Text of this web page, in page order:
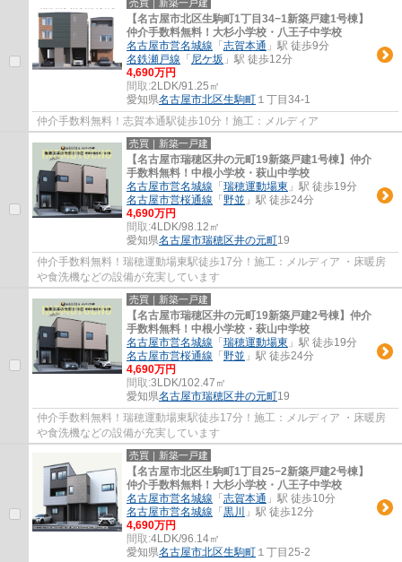
売買｜新築一戸建
【名古屋市北区生駒町1丁目34−1新築戸建1号棟】
仲介手数料無料！大杉小学校・八王子中学校
名古屋市営名城線 「 志賀本通 」駅 徒歩9分
名鉄瀬戸線 「 尼ケ坂 」駅 徒歩12分
4,690万円
間取:2LDK/91.25㎡
愛知県名古屋市北区生駒町 １丁目34-1
仲介手数料無料！志賀本通駅徒歩10分！施工：メルディア
売買｜新築一戸建
【名古屋市瑞穂区井の元町19新築戸建1号棟】仲介
手数料無料！中根小学校・萩山中学校
名古屋市営名城線 「 瑞穂運動場東 」駅 徒歩19分
名古屋市営桜通線 「 野並 」駅 徒歩24分
4,690万円
間取:4LDK/98.12㎡
愛知県名古屋市瑞穂区井の元町19
仲介手数料無料！瑞穂運動場東駅徒歩17分！施工：メルディア ・床暖房
や食洗機などの設備が充実しています
売買｜新築一戸建
【名古屋市瑞穂区井の元町19新築戸建2号棟】仲介
手数料無料！中根小学校・萩山中学校
名古屋市営名城線 「 瑞穂運動場東 」駅 徒歩19分
名古屋市営桜通線 「 野並 」駅 徒歩24分
4,690万円
間取:3LDK/102.47㎡
愛知県名古屋市瑞穂区井の元町19
仲介手数料無料！瑞穂運動場東駅徒歩17分！施工：メルディア ・床暖房
や食洗機などの設備が充実しています
売買｜新築一戸建
【名古屋市北区生駒町1丁目25−2新築戸建2号棟】
仲介手数料無料！大杉小学校・八王子中学校
名古屋市営名城線 「 志賀本通 」駅 徒歩10分
名古屋市営名城線 「 黒川
」駅 徒歩12分
4,690万円
間取:4LDK/96.14㎡
愛知県名古屋市北区生駒町 １丁目25-2